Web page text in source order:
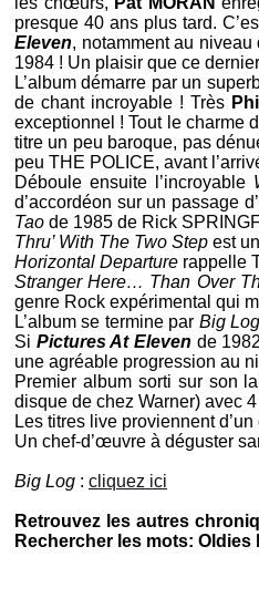
presque 40 ans plus tard.
Eleven, notamment au
1984 ! Un plaisir que ce
L’album démarre par un
de chant incroyable ! Très
exceptionnel ! Tout le charme
titre un peu baroque, pas
peu THE POLICE, avant
Déboule ensuite l’incroyable
d’accordéon sur un passage
Tao de 1985 de Rick
Thru’ With The Two Step est
Horizontal Departure rappelle
Stranger Here… Than Over
genre Rock expérimental qui
L’album se termine par Big Log
Si Pictures At Eleven de
une agréable progression au
Premier album sorti sur son
disque de chez Warner) avec
Les titres live proviennent
Un chef-d’œuvre à déguster
Big Log : cliquez ici
Retrouvez les autres
Rechercher les mots: Oldies